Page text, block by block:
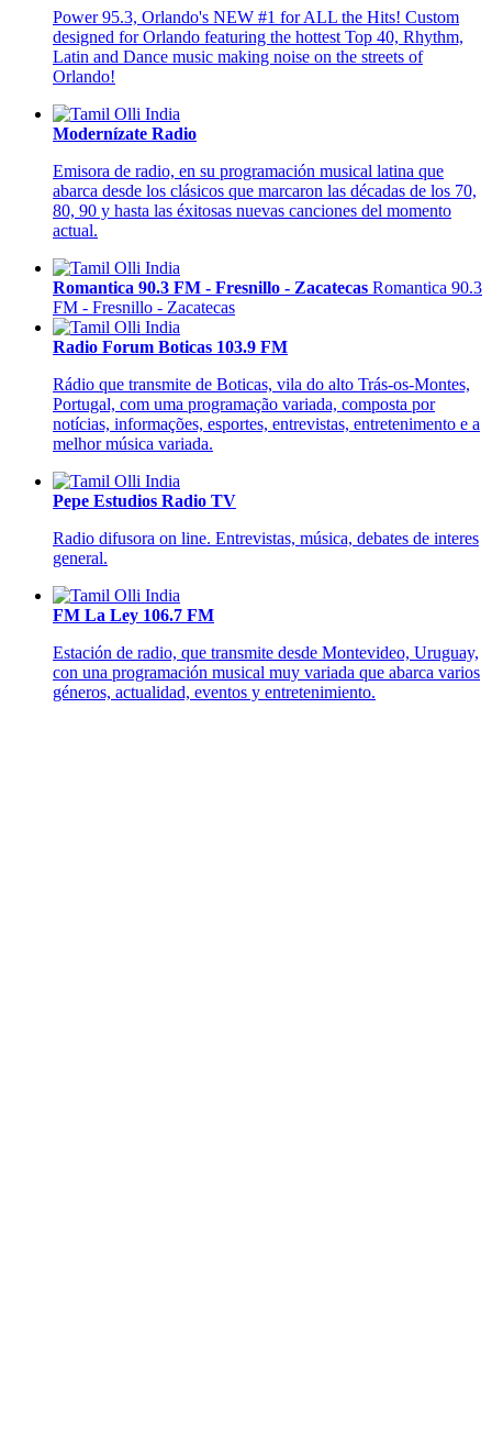
Power 95.3, Orlando's NEW #1 for ALL the Hits! Custom
designed for Orlando featuring the hottest Top 40, Rhythm,
Latin and Dance music making noise on the streets of
Orlando!
Modernízate Radio
Emisora de radio, en su programación musical latina que
abarca desde los clásicos que marcaron las décadas de los 70,
80, 90 y hasta las éxitosas nuevas canciones del momento
actual.
Romantica 90.3 FM - Fresnillo - Zacatecas Romantica 90.3
FM - Fresnillo - Zacatecas
Radio Forum Boticas 103.9 FM
Rádio que transmite de Boticas, vila do alto Trás-os-Montes,
Portugal, com uma programação variada, composta por
notícias, informações, esportes, entrevistas, entretenimento e a
melhor música variada.
Pepe Estudios Radio TV
Radio difusora on line. Entrevistas, música, debates de interes
general.
FM La Ley 106.7 FM
Estación de radio, que transmite desde Montevideo, Uruguay,
con una programación musical muy variada que abarca varios
géneros, actualidad, eventos y entretenimiento.